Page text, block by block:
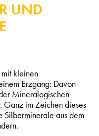
UND
kleinen
Erzgang: Davon
Mineralogischen
Ganz im Zeichen dieses
Silberminerale aus dem